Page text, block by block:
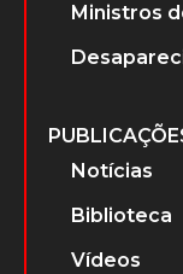
Ministros
Notícias
Biblioteca
Vídeos